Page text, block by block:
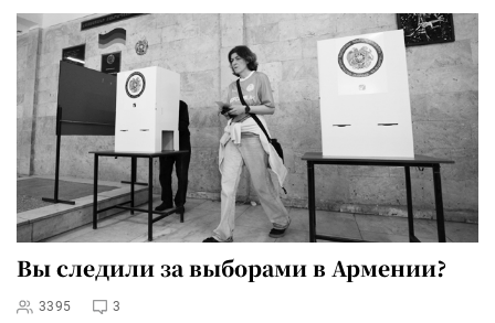
Вы следили за выборами в Армении?
3395 3